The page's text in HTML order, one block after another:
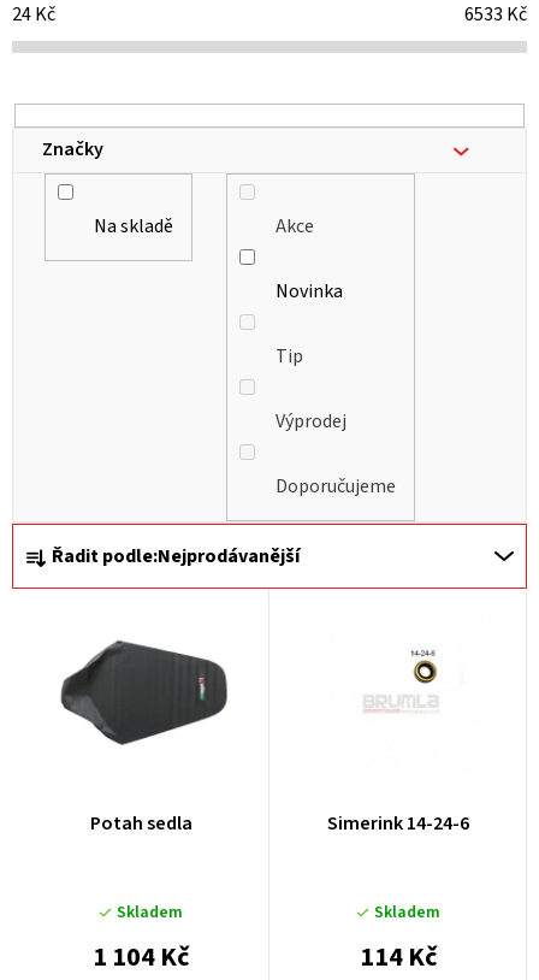
Ř
a
Řadit podle:Nejprodávanější
24Kč 6533 Kč
Na skladě Akce
Novinka
Tip
Výprodej
Doporučujeme
Značky
p
r
o
d
Potah sedla
Skladem
1 104 Kč
Simerink 14-24-6
Skladem
114 Kč